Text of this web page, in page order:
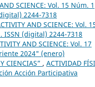
SCIENCE: Vol. 15 Núm. 1
2244-7318
AND SCIENCE: Vol.
ISSN (digital) 2244-7318
AND SCIENCE: Vol. 17
2024" (enero)
CIENCIAS” , ACTIVIDAD
Acción Participativa